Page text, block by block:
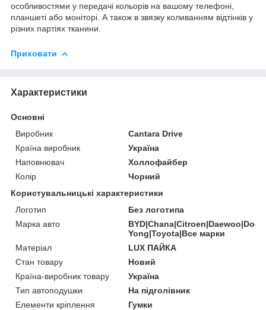
особливостями у передачі кольорів на вашому телефоні,
планшеті або моніторі. А також в звязку коливанням відтінків у
різних партіях тканини.
Приховати
Характеристики
Основні
Виробник
Cantara Drive
Країна виробник
Україна
Наповнювач
Холлофайбер
Колір
Чорний
Користувальницькі характеристики
Логотип
Без логотипа
Марка авто
Yong|Toyota|Все марки
Матеріал
LUX ПАЙКА
Стан товару
Новий
Країна-виробник товару
Україна
Тип автоподушки
На підголівник
Елементи кріплення
Гумки